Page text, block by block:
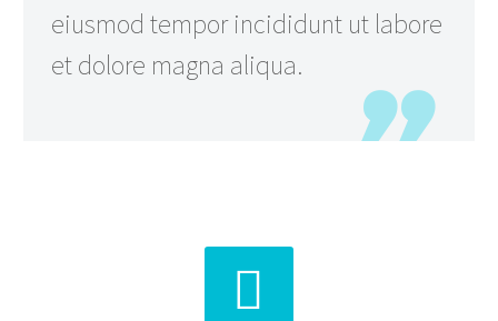
eiusmod tempor incididunt ut labore
et dolore magna aliqua.

